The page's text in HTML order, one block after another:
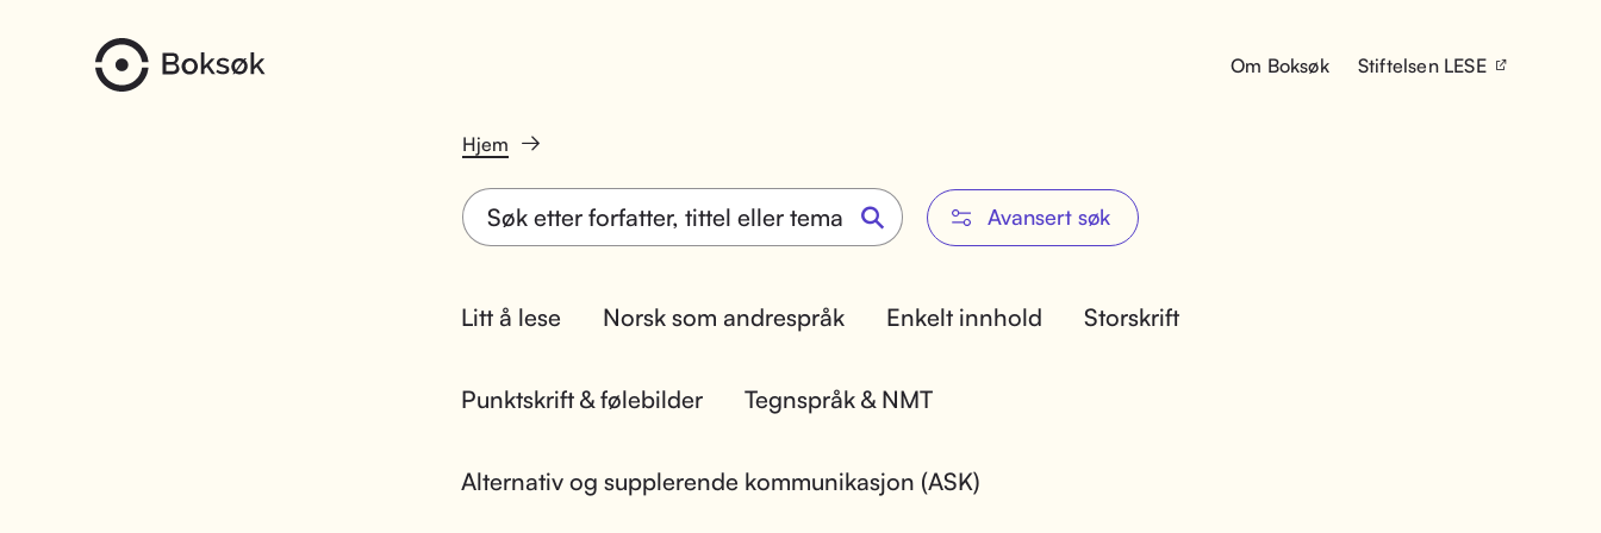
Om Boksøk Stiftelsen LESE
Hjem
Avansert søk
Litt å lese Norsk som andrespråk Enkelt innhold Storskrift
Punktskrift & følebilder Tegnspråk & NMT
Alternativ og supplerende kommunikasjon (ASK)